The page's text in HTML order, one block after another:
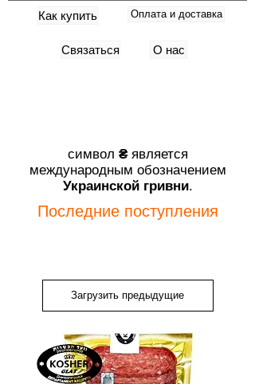
Оплата и доставка
О нас
Связаться
Как купить
символ ₴является
международным обозначением
Украинской гривни.
Последние поступления
Загрузить предыдущие